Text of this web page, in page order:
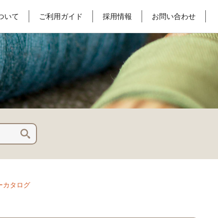
いて ご利用ガイド 採用情報 お問い合わせ
カタログ